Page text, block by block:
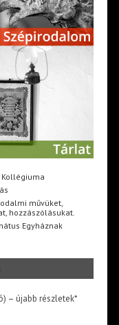
művüket,
hozzászólásukat.
Egyháznak
– újabb részletek*